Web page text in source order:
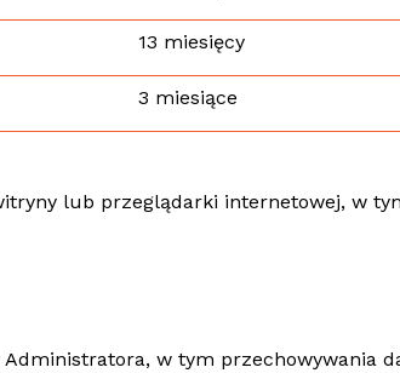
13 miesięcy
3 miesiące
lub przeglądarki internetowej, w
w tym przechowywania